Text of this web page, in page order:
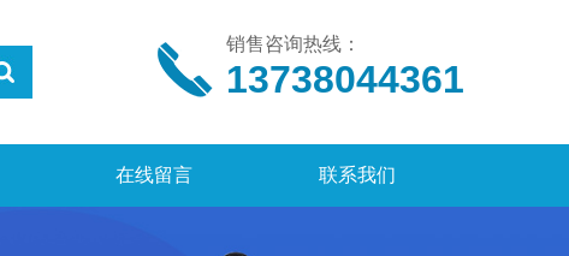
销售咨询热线：
13738044361
在线留言 联系我们